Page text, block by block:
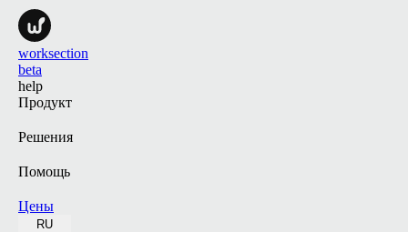
worksection
beta
help
Продукт
Решения
Помощь
Цены
RU